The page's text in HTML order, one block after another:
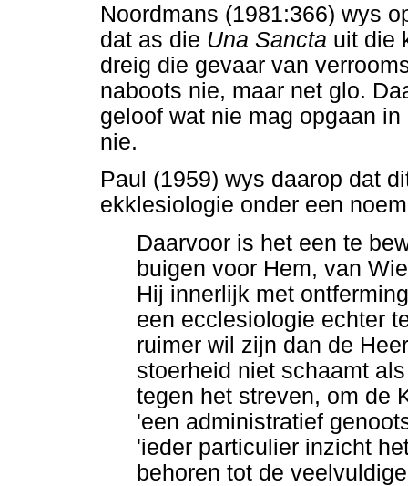
Noordmans (1981:366) wys
dat as die Una Sancta uit die
dreig die gevaar van
naboots nie, maar net glo.
geloof wat nie mag opgaan
nie.
Paul (1959) wys daarop dat
ekklesiologie onder een
Daarvoor is het een te
buigen voor Hem, van
Hij innerlijk met
een ecclesiologie echter
ruimer wil zijn dan de
stoerheid niet schaamt
tegen het streven, om de
'een administratief
'ieder particulier inzicht
behoren tot de